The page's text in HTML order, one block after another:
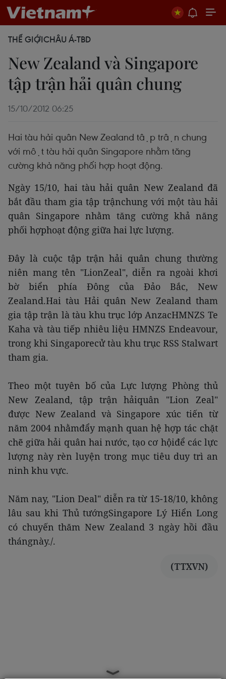
THẾ GIỚICHÂU Á-TBD
New Zealand và Singapore
tập trận hải quân chung
15/10/2012 06:25
Hai tàu hải quân New Zealand tập trận chung
với một tàu hải quân Singapore nhằm tăng
cường khả năng phối hợp hoạt động.
Ngày 15/10, hai tàu hải quân New Zealand đã
bắt đầu tham gia tập trậnchung với một tàu hải
quân Singapore nhằm tăng cường khả năng
phối hợphoạt động giữa hai lực lượng.
Đây là cuộc tập trận hải quân chung thường
niên mang tên "LionZeal", diễn ra ngoài khơi
bờ biển phía Đông của Đảo Bắc, New
Zealand.Hai tàu Hải quân New Zealand tham
gia tập trận là tàu khu trục lớp AnzacHMNZS Te
Kaha và tàu tiếp nhiêu liệu HMNZS Endeavour,
trong khi Singaporecử tàu khu trục RSS Stalwart
tham gia.
Theo một tuyên bố của Lực lượng Phòng thủ
New Zealand, tập trận hảiquân "Lion Zeal"
được New Zealand và Singapore xúc tiến từ
năm 2004 nhằmđẩy mạnh quan hệ hợp tác chặt
chẽ giữa hải quân hai nước, tạo cơ hộiđể các lực
lượng này rèn luyện trong mục tiêu duy trì an
ninh khu vực.
Năm nay, "Lion Deal" diễn ra từ 15-18/10, không
lâu sau khi Thủ tướngSingapore Lý Hiển Long
có chuyến thăm New Zealand 3 ngày hồi đầu
thángnày./.
(TTXVN)